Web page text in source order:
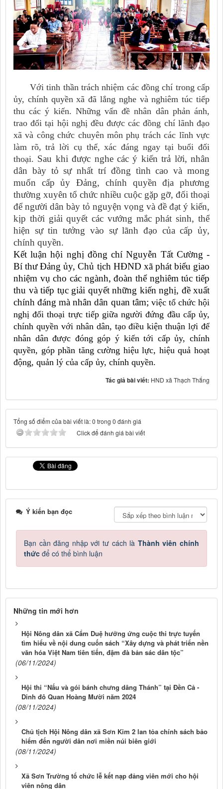
Với tinh thần trách nhiệm các đồng chí trong cấp
ủy, chính quyền xã đã lắng nghe và nghiêm túc tiếp
thu các ý kiến. Những vấn đề nhân dân phản ánh,
trao đổi tại hội nghị đều được các đồng chí lãnh đạo
xã và công chức chuyên môn phụ trách các lĩnh vực
làm rõ, trả lời cụ thể, xác đáng ngay tại buổi đối
thoại. Sau khi được nghe các ý kiến trả lời, nhân
dân bày tỏ sự nhất trí đồng tình cao và mong
muốn cấp ủy Đảng, chính quyền địa phương
thường xuyên tổ chức nhiều cuộc gặp gỡ, đối thoại
để người dân bày tỏ nguyện vọng và đề đạt ý kiến,
kịp thời giải quyết các vướng mắc phát sinh, thể
hiện sự tin tưởng vào sự lãnh đạo của cấp ủy,
chính quyền.
Kết luận hội nghị đồng chí Nguyễn Tất Cường -
Bí thư Đảng ủy, Chủ tịch HĐND xã phát biểu giao
nhiệm vụ cho các ngành, đoàn thể nghiêm túc tiếp
thu và tiếp tục giải quyết những kiến nghị, đề xuất
chính đáng mà nhân dân quan tâm; việc tổ chức hội
nghị đối thoại trực tiếp giữa người đứng đầu cấp ủy,
chính quyền với nhân dân, tạo điều kiện thuận lợi để
nhân dân được đóng góp ý kiến tới cấp ủy, chính
quyền, góp phần tăng cường hiệu lực, hiệu quả hoạt
động, quản lý của cấp ủy, chính quyền.
Tác giả bài viết: HND xã Thạch Thắng
Tổng số điểm của bài viết là: 0 trong 0 đánh giá
Click để đánh giá bài viết
Ý kiến bạn đọc
Bạn cần đăng nhập với tư cách là Thành viên chính
thức để có thể bình luận
Những tin mới hơn
Hội Nông dân xã Cẩm Duệ hưởng ứng cuộc thi trực tuyến
tìm hiểu về nội dung cuốn sách “Xây dựng và phát triển nền
văn hóa Việt Nam tiên tiến, đậm đà bản sác dân tộc”
(06/11/2024)
Hội thi “Nấu và gói bánh chưng dâng Thánh” tại Đền Cả -
Dinh đô Quan Hoàng Mười năm 2024
(08/11/2024)
Chủ tịch Hội Nông dân xã Sơn Kim 2 lan tỏa chính sách bảo
hiểm đến người dân nơi miền núi biên giới
(08/11/2024)
Xã Sơn Trường tổ chức lễ kết nạp đảng viên mới cho hội
viên nông dân